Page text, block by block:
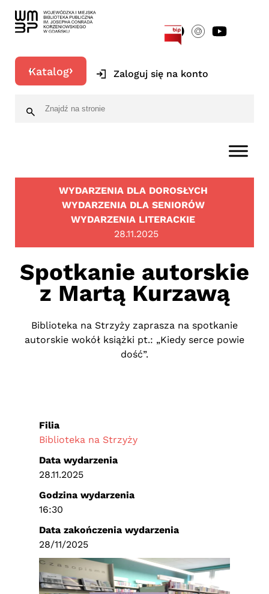
Katalog Zaloguj się na konto
WYDARZENIA DLA DOROSŁYCH
WYDARZENIA DLA SENIORÓW
WYDARZENIA LITERACKIE
28.11.2025
Spotkanie autorskie
z Martą Kurzawą
Biblioteka na Strzyży zaprasza na spotkanie
autorskie wokół książki pt.: „Kiedy serce powie
dość”.
Filia
Biblioteka na Strzyży
Data wydarzenia
28.11.2025
Godzina wydarzenia
16:30
Data zakończenia wydarzenia
28/11/2025